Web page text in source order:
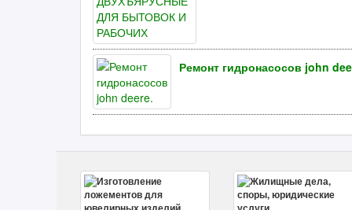
Ремонт гидронасосов john